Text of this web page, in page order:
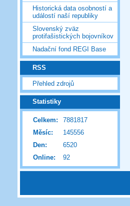
Historická data osobností a
událostí naší republiky
Slovenský zväz
protifašistických bojovníkov
Nadační fond REGI Base
RSS
Přehled zdrojů
Statistiky
Online: 92
Celkem:
7881817
Měsíc:
145556
Den:
6520